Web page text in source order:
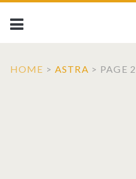
HOME > ASTRA > PAGE 2